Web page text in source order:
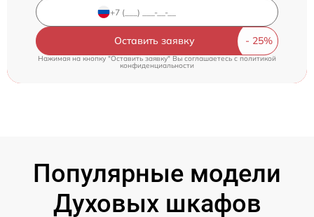
Оставить заявку
Нажимая на кнопку "Оставить заявку" Вы соглашаетесь c политикой
конфиденциальности
Популярные модели
Духовых шкафов